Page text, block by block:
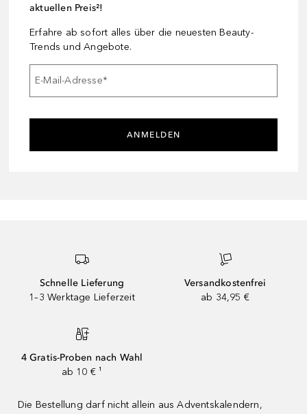
aktuellen Preis²!
Erfahre ab sofort alles über die neuesten Beauty-
Trends und Angebote.
E-Mail-Adresse*
ANMELDEN
Schnelle Lieferung
1–3 Werktage Lieferzeit
Versandkostenfrei
ab 34,95 €
4 Gratis-Proben nach Wahl
ab 10 € ¹
Die Bestellung darf nicht allein aus Adventskalendern,